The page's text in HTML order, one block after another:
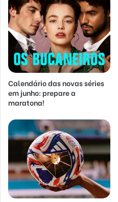
Calendário das novas séries
em junho: prepare a
maratona!